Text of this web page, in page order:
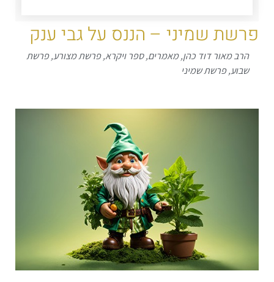
פרשת שמיני – הננס על גבי ענק
הרב מאור דוד כהן,מאמרים,ספר ויקרא,פרשת מצורע,פרשת
שבוע,פרשת שמיני